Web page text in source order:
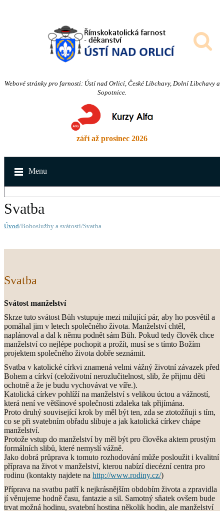
Webové stránky pro farnosti: Ústí nad Orlicí, České Libchavy, Dolní Libchavy a
Sopotnice.
září až prosinec 2026
Menu
Svatba
Úvod/Bohoslužby a svátosti/Svatba
Svatba
Svátost manželství
Skrze tuto svátost Bůh vstupuje mezi milující pár, aby ho posvětil a
pomáhal jim v letech společného života. Manželství chtěl,
naplánoval a dal k němu podnět sám Bůh. Pokud tedy člověk chce
manželství co nejlépe pochopit a prožít, musí se s tímto Božím
projektem společného života dobře seznámit.
Svatba v katolické církvi znamená velmi vážný životní závazek před
Bohem a církví (celoživotní nerozlučitelnost, slib, že přijmu děti
ochotně a že je budu vychovávat ve víře.).
Katolická církev pohlíží na manželství s velikou úctou a vážností,
která není ve většinové společnosti zdaleka tak přijímána.
Proto druhý související krok by měl být ten, zda se ztotožňuji s tím,
co se při svatebním obřadu slibuje a jak katolická církev chápe
manželství.
Protože vstup do manželství by měl být pro člověka aktem prostým
formálních slibů, které nemyslí vážně.
Jako dobrá průprava k tomuto rozhodování může posloužit i kvalitní
příprava na život v manželství, kterou nabízí diecézní centra pro
rodinu (kontakty najdete na http://www.rodiny.cz/)
Příprava na svatbu patří k nejkrásnějším obdobím života a zpravidla
jí věnujeme hodně času, fantazie a sil. Samotný sňatek ovšem bude
trvat možná hodinu, svatební hostina několik hodin, ale manželství